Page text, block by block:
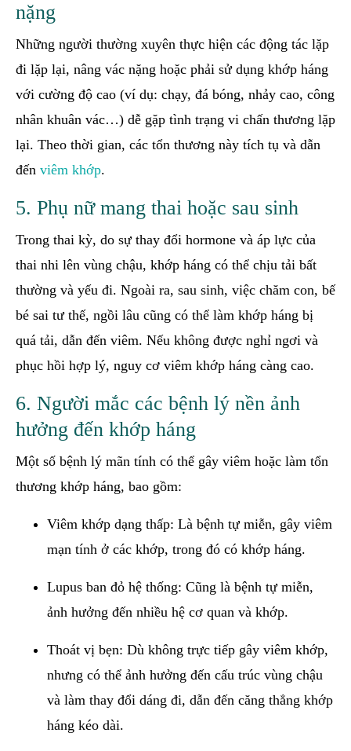
nặng
Những người thường xuyên thực hiện các động tác lặp
đi lặp lại, nâng vác nặng hoặc phải sử dụng khớp háng
với cường độ cao (ví dụ: chạy, đá bóng, nhảy cao, công
nhân khuân vác…) dễ gặp tình trạng vi chấn thương lặp
lại. Theo thời gian, các tổn thương này tích tụ và dẫn
đến viêm khớp.
5. Phụ nữ mang thai hoặc sau sinh
Trong thai kỳ, do sự thay đổi hormone và áp lực của
thai nhi lên vùng chậu, khớp háng có thể chịu tải bất
thường và yếu đi. Ngoài ra, sau sinh, việc chăm con, bế
bé sai tư thế, ngồi lâu cũng có thể làm khớp háng bị
quá tải, dẫn đến viêm. Nếu không được nghỉ ngơi và
phục hồi hợp lý, nguy cơ viêm khớp háng càng cao.
6. Người mắc các bệnh lý nền ảnh
hưởng đến khớp háng
Một số bệnh lý mãn tính có thể gây viêm hoặc làm tổn
thương khớp háng, bao gồm:
Viêm khớp dạng thấp: Là bệnh tự miễn, gây viêm
mạn tính ở các khớp, trong đó có khớp háng.
Lupus ban đỏ hệ thống: Cũng là bệnh tự miễn,
ảnh hưởng đến nhiều hệ cơ quan và khớp.
Thoát vị bẹn: Dù không trực tiếp gây viêm khớp,
nhưng có thể ảnh hưởng đến cấu trúc vùng chậu
và làm thay đổi dáng đi, dẫn đến căng thẳng khớp
háng kéo dài.